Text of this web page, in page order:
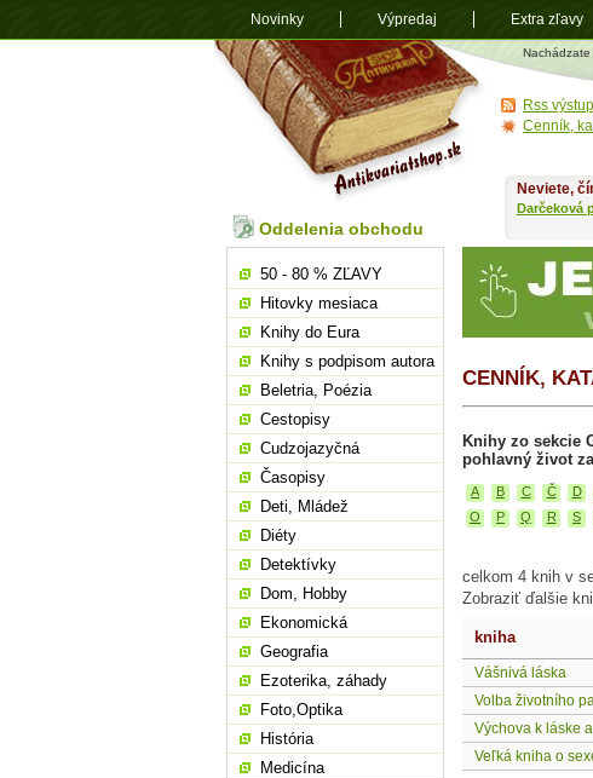
Antikvariát
shop.sk
Nachádzate
CENNÍK,
Knihy zo sekcie
pohlavný život
A B C Č D
O
P Q R S
celkom 4 knih v
Zobraziť ďalšie
kniha
Vášnivá láska
Volba životního
Výchova k láske
Veľká kniha o
Neviete,
Darčeková
Oddelenia obchodu
50 - 80 % ZĽAVY
Hitovky mesiaca
Knihy do Eura
Knihy s podpisom autora
Beletria, Poézia
Cestopisy
Cudzojazyčná
Časopisy
Deti, Mládež
Diéty
Detektívky
Dom, Hobby
Ekonomická
Geografia
Ezoterika, záhady
Foto,Optika
História
Medicína
Rss výstup
Cenník,
Novinky Výpredaj Extra zľavy